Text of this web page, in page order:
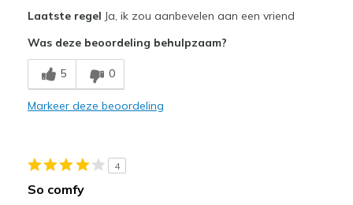
Durable
Unusual Design
Travel
Laatste regel Ja, ik zou aanbevelen aan een vriend
Was deze beoordeling behulpzaam?
5 0
Markeer deze beoordeling
4
So comfy